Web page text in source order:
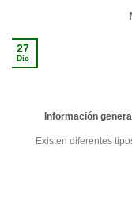
Información
Existen diferentes
27
Dic